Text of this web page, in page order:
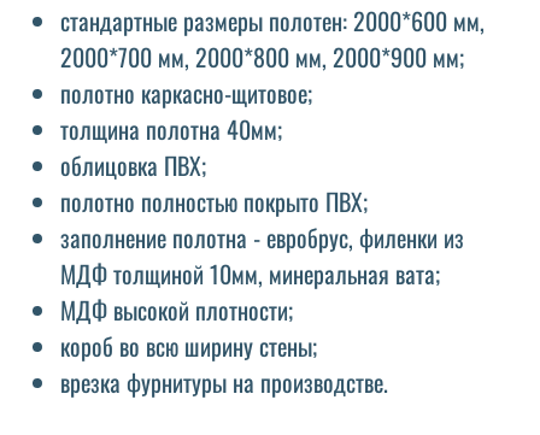
стандартные размеры полотен: 2000*600 мм,
2000*700 мм, 2000*800 мм, 2000*900 мм;
полотно каркасно-щитовое;
толщина полотна 40мм;
облицовка ПВХ;
полотно полностью покрыто ПВХ;
заполнение полотна - евробрус, филенки из
МДФ толщиной 10мм, минеральная вата;
МДФ высокой плотности;
короб во всю ширину стены;
врезка фурнитуры на производстве.